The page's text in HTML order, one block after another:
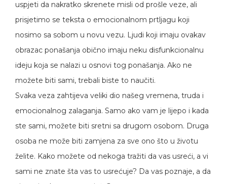
uspjeti da nakratko skrenete misli od prošle veze, ali
prisjetimo se teksta o emocionalnom prtljagu koji
nosimo sa sobom u novu vezu. Ljudi koji imaju ovakav
obrazac ponašanja obično imaju neku disfunkcionalnu
ideju koja se nalazi u osnovi tog ponašanja. Ako ne
možete biti sami, trebali biste to naučiti.
Svaka veza zahtijeva veliki dio našeg vremena, truda i
emocionalnog zalaganja. Samo ako vam je lijepo i kada
ste sami, možete biti sretni sa drugom osobom. Druga
osoba ne može biti zamjena za sve ono što u životu
želite. Kako možete od nekoga tražiti da vas usreći, a vi
sami ne znate šta vas to usrećuje? Da vas poznaje, a da